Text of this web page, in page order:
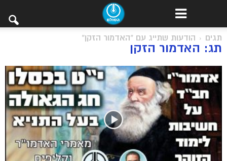
תגים הודעות שתייג עם "האדמור הזקן"
תג: האדמור הזקן